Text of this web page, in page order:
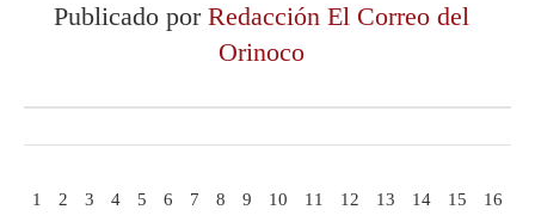
Publicado por Redacción El Correo del
Orinoco
1 2 3 4 5 6 7 8 9 10 11 12 13 14 15
16